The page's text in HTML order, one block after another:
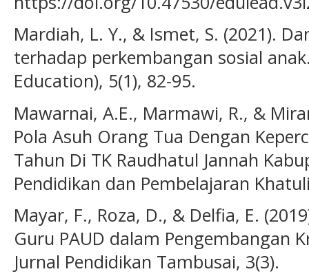
Mardiah, L. Y., & Ismet, S. (2021).
terhadap perkembangan sosial
Education), 5(1), 82-95.
Mawarnai, A.E., Marmawi, R., &
Pola Asuh Orang Tua Dengan
Tahun Di TK Raudhatul Jannah
Pendidikan dan Pembelajaran
Mayar, F., Roza, D., & Delfia, E.
Guru PAUD dalam Pengembangan
Jurnal Pendidikan Tambusai, 3(3).